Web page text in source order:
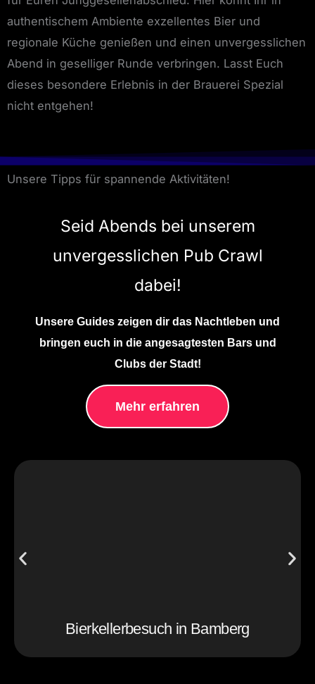
authentischem Ambiente exzellentes Bier und
regionale Küche genießen und einen unvergesslichen
Abend in geselliger Runde verbringen. Lasst Euch
dieses besondere Erlebnis in der Brauerei Spezial
nicht entgehen!
Unsere Tipps für spannende Aktivitäten!
Seid Abends bei unserem
unvergesslichen Pub Crawl
dabei!
Unsere Guides zeigen dir das Nachtleben und
bringen euch in die angesagtesten Bars und
Clubs der Stadt!
Mehr erfahren
Bierkellerbesuch in Bamberg